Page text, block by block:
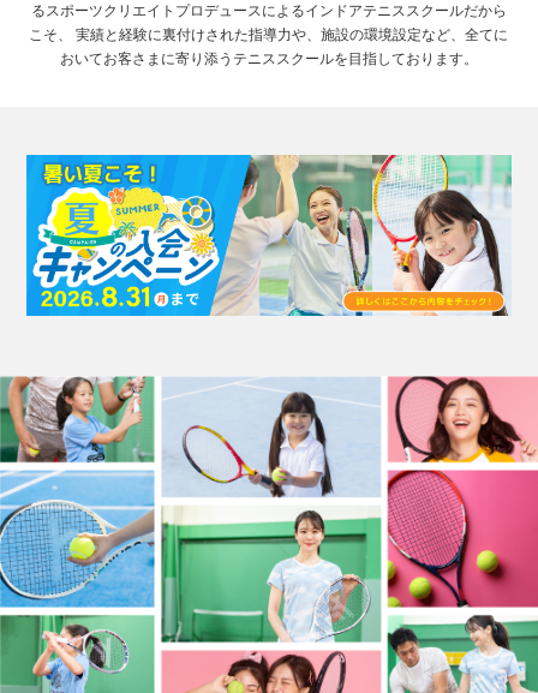
るスポーツクリエイトプロデュースによるインドアテニススクールだから
こそ、
実績と経験に裏付けされた指導力や、施設の環境設定など、全てに
おいてお客さまに寄り添うテニススクールを目指しております。